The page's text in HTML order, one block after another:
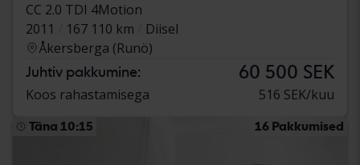
CC 2.0 TDI 4Motion
2011
167 110 km
Diisel
Åkersberga (Runö)
Juhtiv pakkumine: 60 500 SEK
Koos rahastamisega 516 SEK/kuu
Täna 10:15 16 Pakkumised